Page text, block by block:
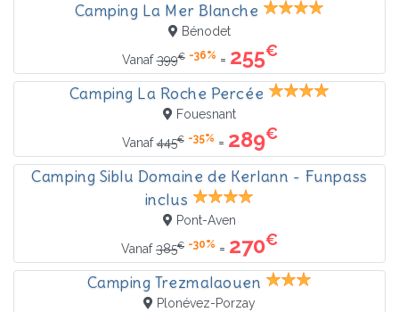
Camping La Mer Blanche
Bénodet
Vanaf399€ -36% = 255€
Camping La Roche Percée
Fouesnant
Vanaf445€ -35% = 289€
Camping Siblu Domaine de Kerlann - Funpass
inclus
Pont-Aven
Vanaf385€ -30% = 270€
Camping Trezmalaouen
Plonévez-Porzay